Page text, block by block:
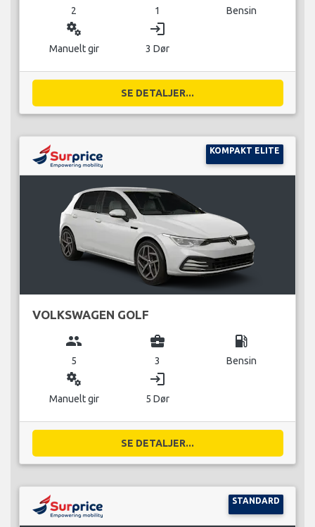
2 1 Bensin
miscellaneous_services
Manuelt gir
login
3 Dør
SE DETALJER...
KOMPAKT ELITE
VOLKSWAGEN GOLF
group
5
business_center
3
local_gas_station
Bensin
miscellaneous_services
Manuelt gir
login
5 Dør
SE DETALJER...
STANDARD